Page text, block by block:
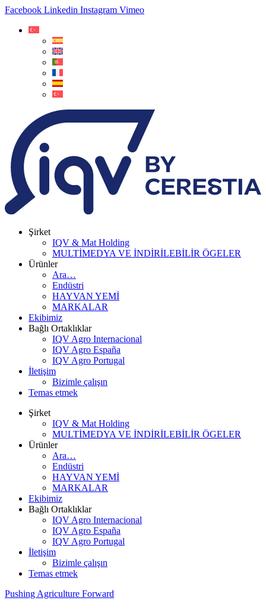
Facebook Linkedin Instagram Vimeo
Şirket
IQV & Mat Holding
MULTİMEDYA VE İNDİRİLEBİLİR ÖGELER
Ürünler
Ara…
Endüstri
HAYVAN YEMİ
MARKALAR
Ekibimiz
Bağlı Ortaklıklar
IQV Agro Internacional
IQV Agro España
IQV Agro Portugal
İletişim
Bizimle çalışın
Temas etmek
Şirket
IQV & Mat Holding
MULTİMEDYA VE İNDİRİLEBİLİR ÖGELER
Ürünler
Ara…
Endüstri
HAYVAN YEMİ
MARKALAR
Ekibimiz
Bağlı Ortaklıklar
IQV Agro Internacional
IQV Agro España
IQV Agro Portugal
İletişim
Bizimle çalışın
Temas etmek
Pushing Agriculture Forward